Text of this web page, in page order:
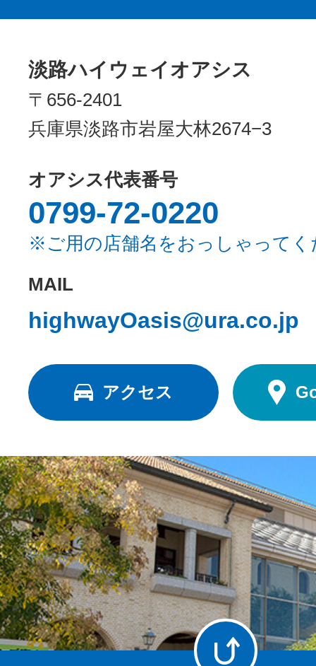
淡路ハイウェイオアシス
〒656-2401
兵庫県淡路市岩屋大林2674−3
オアシス代表番号
0799-72-0220
※ご用の店舗名をおっしゃってく
MAIL
highwayOasis@ura.co.jp
アクセス